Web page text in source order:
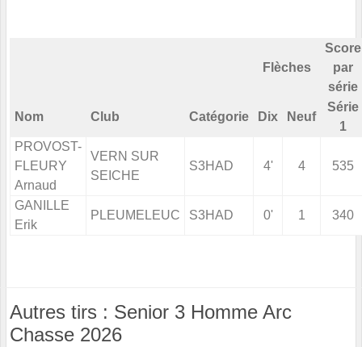
Flèches
Score
par
série
Nom Club Catégorie Dix Neuf
Série
1
PROVOST-
FLEURY
Arnaud
VERN SUR
SEICHE
S3HAD 4' 4 535
GANILLE
Erik
PLEUMELEUC S3HAD 0' 1 340
Autres tirs : Senior 3 Homme Arc
Chasse 2026